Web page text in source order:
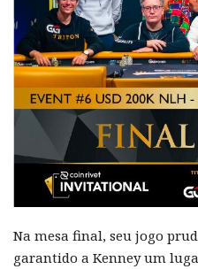
Na mesa final, seu jogo
garantido a Kenney um